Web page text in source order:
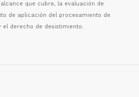
que cubre, la evaluación de
de aplicación del procesamiento de
el derecho de desistimiento.